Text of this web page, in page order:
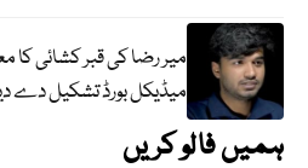
میر رضا کی قبر کشائی کا
میڈیکل بورڈ تشکیل دے
ہمیں فالو کریں